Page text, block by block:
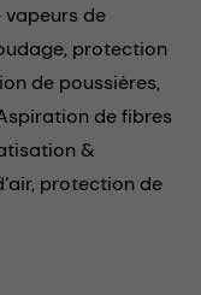
de
protection
de poussières,
de fibres
&
protection de